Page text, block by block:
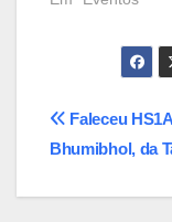
Faleceu
Bhumibhol, da